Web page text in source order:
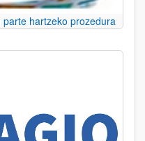
hartzeko prozedura